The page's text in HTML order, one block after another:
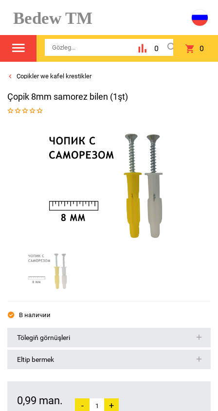
Bedew TM
0 0
Çopikler we kafel krestikler
Çopik 8mm samorez bilen (1şt)
В наличии
Tölegiň görnüşleri
Eltip bermek
0,99 man. - +